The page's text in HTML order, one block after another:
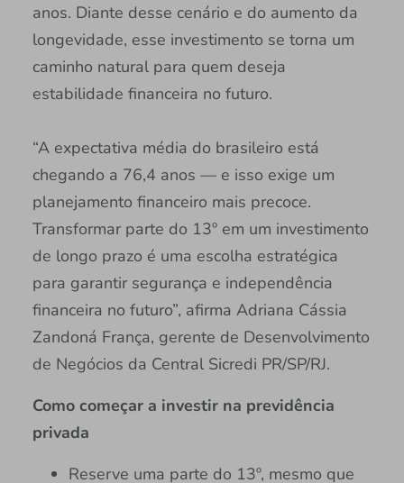
anos. Diante desse cenário e do aumento da
longevidade, esse investimento se torna um
caminho natural para quem deseja
estabilidade financeira no futuro.
“A expectativa média do brasileiro está
chegando a 76,4 anos — e isso exige um
planejamento financeiro mais precoce.
Transformar parte do 13º em um investimento
de longo prazo é uma escolha estratégica
para garantir segurança e independência
financeira no futuro”, afirma Adriana Cássia
Zandoná França, gerente de Desenvolvimento
de Negócios da Central Sicredi PR/SP/RJ.
Como começar a investir na previdência
privada
Reserve uma parte do 13º, mesmo que